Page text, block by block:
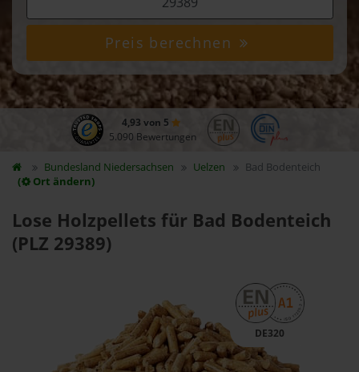
Preis berechnen
4,93 von 5
5.090 Bewertungen
Bundesland Niedersachsen Uelzen
Bad Bodenteich
(
Ort ändern)
Lose Holzpellets für Bad Bodenteich
(PLZ 29389)
DE320